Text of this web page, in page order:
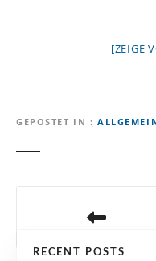
[ZEIGE
GEPOSTET IN
RECENT POSTS